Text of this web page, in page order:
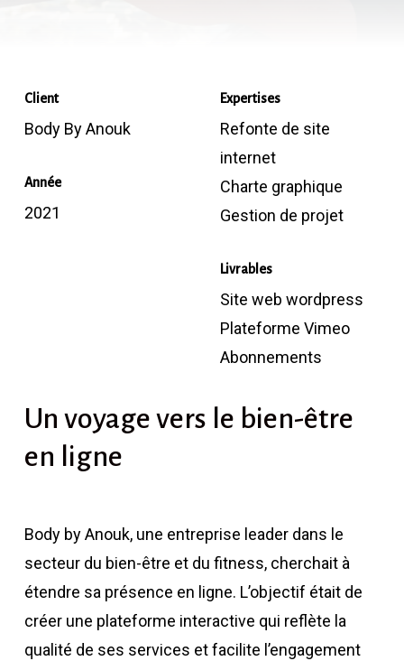
next
section
Client
Body By Anouk
Année
2021
Expertises
Refonte de site
internet
Charte graphique
Gestion de projet
Livrables
Site web wordpress
Plateforme Vimeo
Abonnements
Un voyage vers le bien-être
en ligne
Body by Anouk, une entreprise leader dans le
secteur du bien-être et du fitness, cherchait à
étendre sa présence en ligne. L’objectif était de
créer une plateforme interactive qui reflète la
qualité de ses services et facilite l’engagement